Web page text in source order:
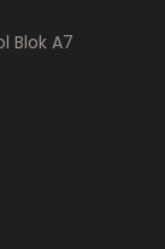
Blok A7